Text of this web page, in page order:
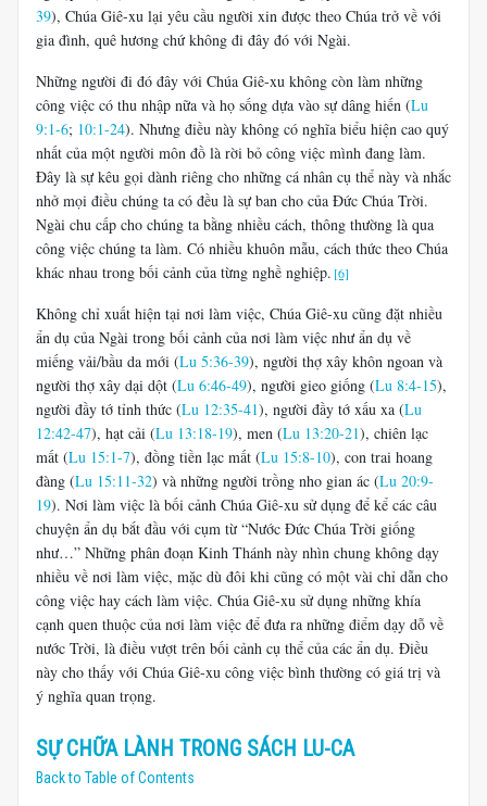
39), Chúa Giê-xu lại yêu cầu người xin được theo Chúa trở về với
gia đình, quê hương chứ không đi đây đó với Ngài.
Những người đi đó đây với Chúa Giê-xu không còn làm những
công việc có thu nhập nữa và họ sống dựa vào sự dâng hiến (Lu
9:1-6; 10:1-24). Nhưng điều này không có nghĩa biểu hiện cao quý
nhất của một người môn đồ là rời bỏ công việc mình đang làm.
Đây là sự kêu gọi dành riêng cho những cá nhân cụ thể này và nhắc
nhở mọi điều chúng ta có đều là sự ban cho của Đức Chúa Trời.
Ngài chu cấp cho chúng ta bằng nhiều cách, thông thường là qua
công việc chúng ta làm. Có nhiều khuôn mẫu, cách thức theo Chúa
khác nhau trong bối cảnh của từng nghề nghiệp. [6]
Không chỉ xuất hiện tại nơi làm việc, Chúa Giê-xu cũng đặt nhiều
ẩn dụ của Ngài trong bối cảnh của nơi làm việc như ẩn dụ về
miếng vải/bầu da mới (Lu 5:36-39), người thợ xây khôn ngoan và
người thợ xây dại dột (Lu 6:46-49), người gieo giống (Lu 8:4-15),
người đầy tớ tỉnh thức (Lu 12:35-41), người đầy tớ xấu xa (Lu
12:42-47), hạt cải (Lu 13:18-19), men (Lu 13:20-21), chiên lạc
mất (Lu 15:1-7), đồng tiền lạc mất (Lu 15:8-10), con trai hoang
đàng (Lu 15:11-32) và những người trồng nho gian ác (Lu 20:9-
19). Nơi làm việc là bối cảnh Chúa Giê-xu sử dụng để kể các câu
chuyện ẩn dụ bắt đầu với cụm từ “Nước Đức Chúa Trời giống
như…” Những phân đoạn Kinh Thánh này nhìn chung không dạy
nhiều về nơi làm việc, mặc dù đôi khi cũng có một vài chỉ dẫn cho
công việc hay cách làm việc. Chúa Giê-xu sử dụng những khía
cạnh quen thuộc của nơi làm việc để đưa ra những điểm dạy dỗ về
nước Trời, là điều vượt trên bối cảnh cụ thể của các ẩn dụ. Điều
này cho thấy với Chúa Giê-xu công việc bình thường có giá trị và
ý nghĩa quan trọng.
SỰ CHỮA LÀNH TRONG SÁCH LU-CA
Back to Table of Contents